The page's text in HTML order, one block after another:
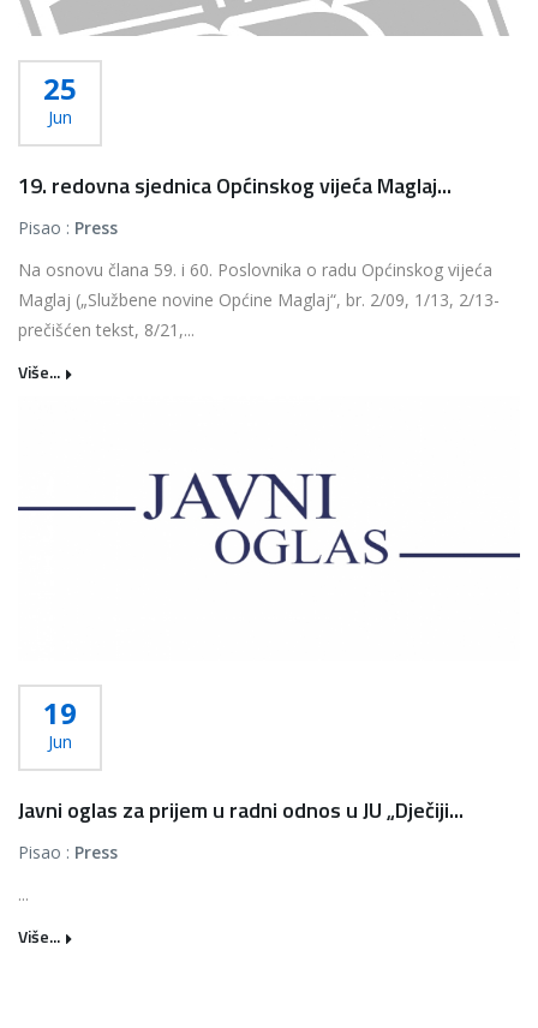
25
Jun
19. redovna sjednica Općinskog vijeća Maglaj...
Pisao : Press
Na osnovu člana 59. i 60. Poslovnika o radu Općinskog vijeća
Maglaj („Službene novine Općine Maglaj“, br. 2/09, 1/13, 2/13-
prečišćen tekst, 8/21,...
Više...
19
Jun
Javni oglas za prijem u radni odnos u JU „Dječiji...
Pisao : Press
...
Više...